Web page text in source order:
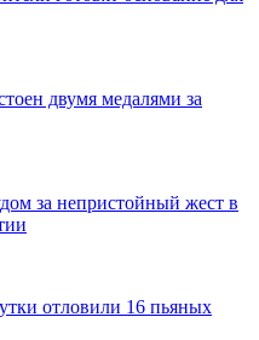
двумя медалями за
за непристойный жест в
отловили 16 пьяных